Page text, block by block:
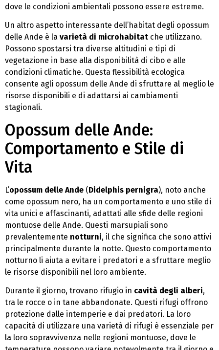
dove le condizioni ambientali possono essere estreme.
Un altro aspetto interessante dell’habitat degli opossum
delle Ande è la varietà di microhabitat che utilizzano.
Possono spostarsi tra diverse altitudini e tipi di
vegetazione in base alla disponibilità di cibo e alle
condizioni climatiche. Questa flessibilità ecologica
consente agli opossum delle Ande di sfruttare al meglio le
risorse disponibili e di adattarsi ai cambiamenti
stagionali.
Opossum delle Ande:
Comportamento e Stile di
Vita
L’opossum delle Ande (Didelphis pernigra), noto anche
come opossum nero, ha un comportamento e uno stile di
vita unici e affascinanti, adattati alle sfide delle regioni
montuose delle Ande. Questi marsupiali sono
prevalentemente notturni, il che significa che sono attivi
principalmente durante la notte. Questo comportamento
notturno li aiuta a evitare i predatori e a sfruttare meglio
le risorse disponibili nel loro ambiente.
Durante il giorno, trovano rifugio in cavità degli alberi,
tra le rocce o in tane abbandonate. Questi rifugi offrono
protezione dalle intemperie e dai predatori. La loro
capacità di utilizzare una varietà di rifugi è essenziale per
la loro sopravvivenza nelle regioni montuose, dove le